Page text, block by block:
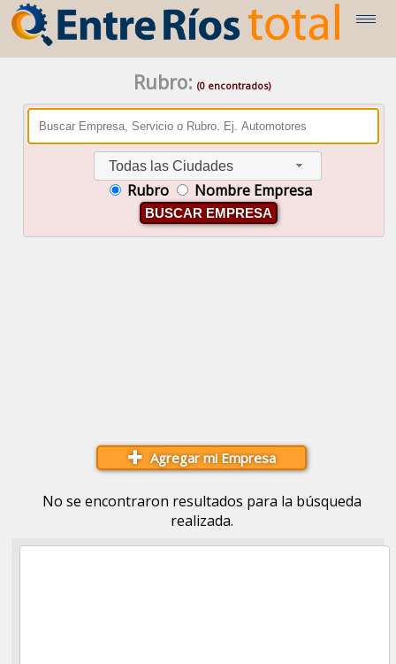
Rubro: (0 encontrados)
Todas las Ciudades
Rubro Nombre Empresa
BUSCAR EMPRESA
Agregar mi Empresa
No se encontraron resultados para la búsqueda
realizada.